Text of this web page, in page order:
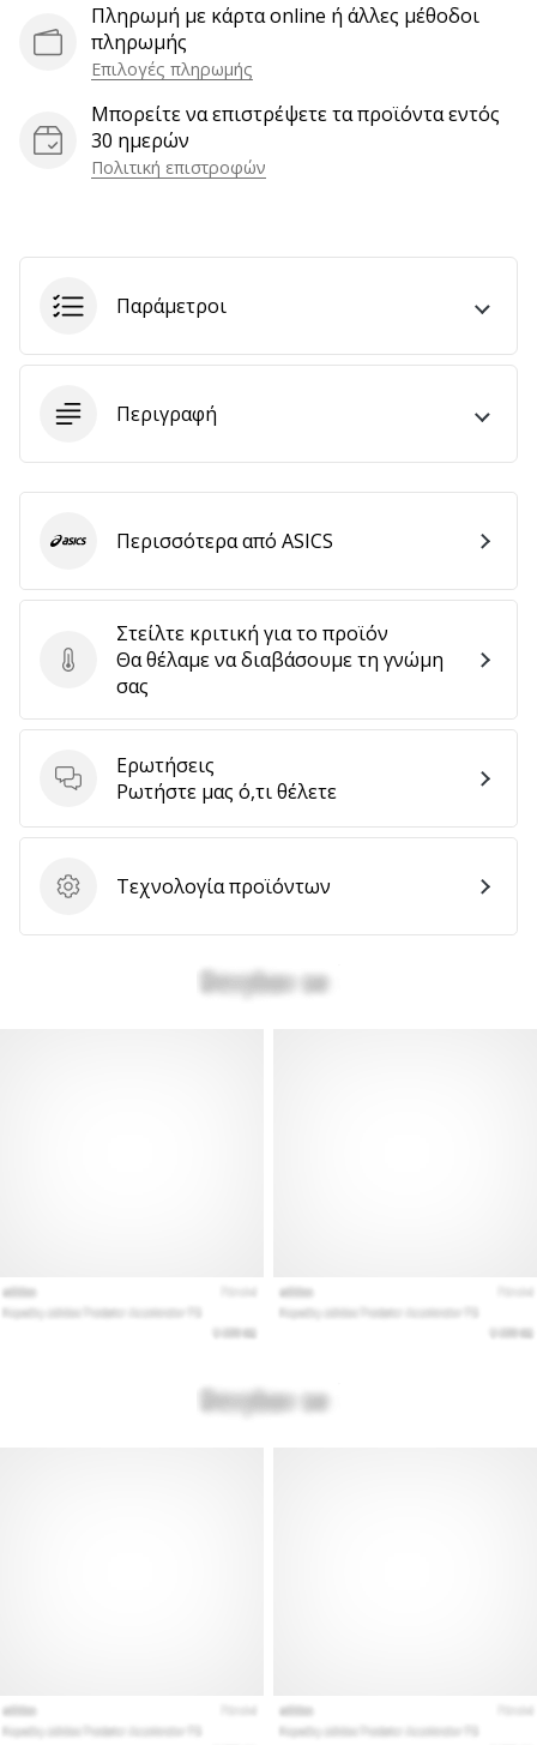
στο
Facebook
φόρουμ
συζητήσεων;
Αφήστε
έσοδα.
Εμφάνιση
όλων
των
Πληρωμή με κάρτα online ή άλλες μέθοδοι
πληρωμής
Επιλογές πληρωμής
Μπορείτε να επιστρέψετε τα προϊόντα εντός
30 ημερών
Πολιτική επιστροφών
Παράμετροι
Περιγραφή
Στείλτε κριτική για το προϊόν
Στείλτε κριτική για το προϊόν
Θα θέλαμε να διαβάσουμε τη γνώμη
σας
Ερωτήσεις
Ερωτήσεις
Ρωτήστε μας ό,τι θέλετε
Τεχνολογία προϊόντων
Τεχνολογία προϊόντων
ASICSΠερισσότερα από ASICS